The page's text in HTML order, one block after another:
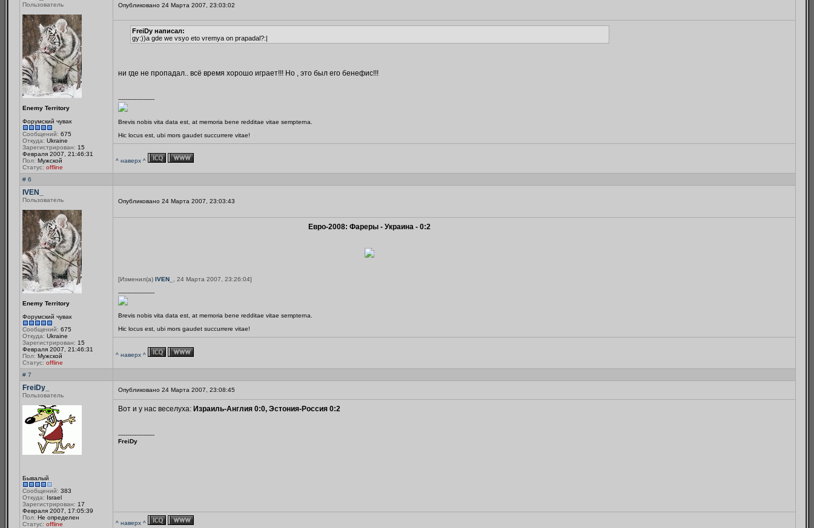
Пользователь
Enemy Territory
Форумский чувак
Сообщений: 675
Откуда: Ukraine
Зарегистрирован: 15
Февраля 2007, 21:46:31
Пол: Мужской
Статус: offline
Опубликовано 24 Марта 2007, 23:03:02
FreiDy написал:
gy:))a gde we vsyo eto vremya on prapadal?:|
ни где не пропадал.. всё время хорошо играет!!! Но , это был его бенефис!!!
--------------------
Brevis nobis vita data est, at memoria bene redditae vitae sempterna.
Hic locus est, ubi mors gaudet succurrere vitae!
^ наверх ^
# 6
IVEN_
Пользователь
Enemy Territory
Форумский чувак
Сообщений: 675
Откуда: Ukraine
Зарегистрирован: 15
Февраля 2007, 21:46:31
Пол: Мужской
Статус: offline
Опубликовано 24 Марта 2007, 23:03:43
Евро-2008: Фареры - Украина - 0:2
[Изменил(а) IVEN_
, 24 Марта 2007, 23:26:04]
--------------------
Brevis nobis vita data est, at memoria bene redditae vitae sempterna.
Hic locus est, ubi mors gaudet succurrere vitae!
^ наверх ^
# 7
FreiDy_
Пользователь
Бывалый
Сообщений: 383
Откуда: Israel
Зарегистрирован: 17
Февраля 2007, 17:05:39
Пол: Не определен
Статус: offline
Опубликовано 24 Марта 2007, 23:08:45
Вот и у нас веселуха: Израиль-Англия 0:0, Эстония-Россия 0:2
--------------------
FreiDy
^ наверх ^